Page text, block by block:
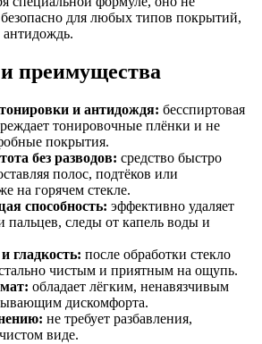
безопасно для любых типов покрытий,
преимущества
и антидождя: бесспиртовая
тонировочные плёнки и не
покрытия.
без разводов: средство быстро
полос, подтёков или
на горячем стекле.
способность: эффективно удаляет
пальцев, следы от капель воды и
гладкость: после обработки стекло
чистым и приятным на ощупь.
обладает лёгким, ненавязчивым
дискомфорта.
не требует разбавления,
виде.